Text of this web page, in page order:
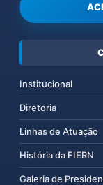
Institucional
Diretoria
Linhas de Atuação
História da FIERN
Galeria de